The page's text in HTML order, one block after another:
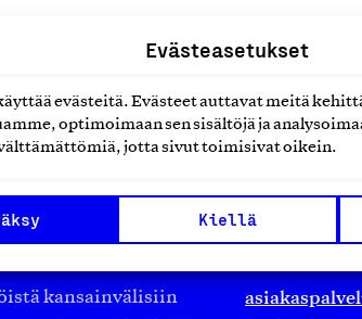
Evästeasetukset
evästeitä. Evästeet auttavat meitä
optimoimaan sen sisältöjä ja
jotta sivut toimisivat oikein.
Kiellä
kansainvälisiin
Eteläranta 14,
00130